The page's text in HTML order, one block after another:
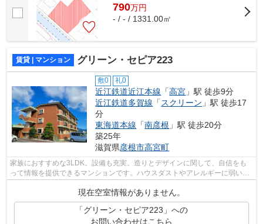
790万円
- / - / 1331.00㎡
賃貸 | マンション グリーン・セピア223
敷0 礼0
近江鉄道近江本線 「高宮 」駅 徒歩9分
近江鉄道多賀線 「 スクリーン 」駅 徒歩17
分
東海道本線 「南彦根 」駅 徒歩20分
築25年
滋賀県彦根市高宮町
家族におすすめな3LDK。設備も充実。造りとデザインに関して、自信をも
って情報を提供できるマンションです。ハウスダストやアレルギーに弱い方
にもおすすめなフローリング付きの物件...
現在空室情報がありません。
「グリーン・セピア223」への
お問い合わせはこちら